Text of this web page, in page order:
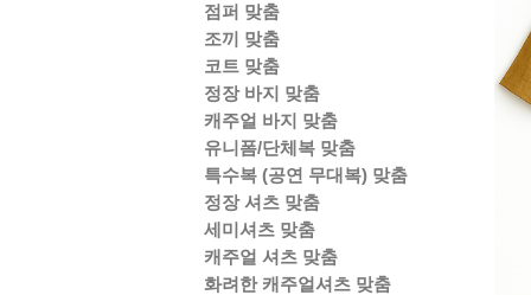
점퍼 맞춤
조끼 맞춤
코트 맞춤
정장 바지 맞춤
캐주얼 바지 맞춤
유니폼/단체복 맞춤
특수복 (공연 무대복) 맞춤
정장 셔츠 맞춤
세미셔츠 맞춤
캐주얼 셔츠 맞춤
화려한 캐주얼셔츠 맞춤